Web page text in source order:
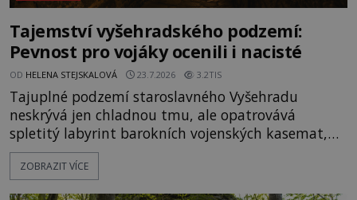
Tajemství vyšehradského podzemí:
Pevnost pro vojáky ocenili i nacisté
OD HELENA STEJSKALOVÁ 23.7.2026 3.2TIS
Tajuplné podzemí staroslavného Vyšehradu
neskrývá jen chladnou tmu, ale opatrovává
spletitý labyrint barokních vojenských kasemat,
zapomenuté chrámy a vzácné národní poklady.
Hluboko uvnitř mohutné skály nad řekou Vltavou
ZOBRAZIT VÍCE